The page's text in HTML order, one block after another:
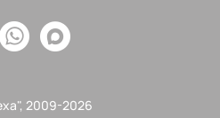
2009-2026